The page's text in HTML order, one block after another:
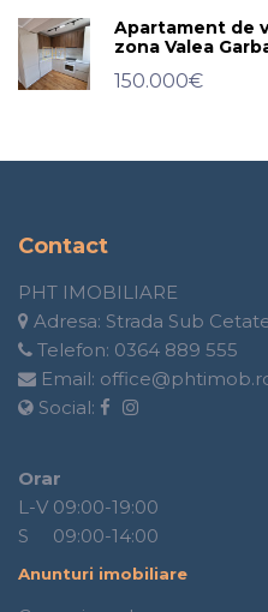
Apartament de
zona Valea
150.000€
Contact
PHT IMOBILIARE
Adresa: Strada Sub
Telefon: 0364 889 555
Email:
Social:
Orar
L-V 09:00-19:00
S 09:00-14:00
Anunturi imobiliare